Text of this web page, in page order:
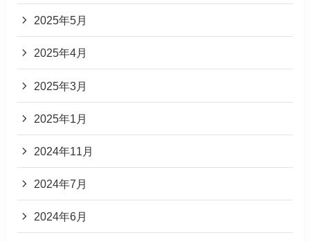
2025年5月
2025年4月
2025年3月
2025年1月
2024年11月
2024年7月
2024年6月